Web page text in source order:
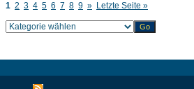
1 2 3 4 5 6 7 8 9 » Letzte Seite »